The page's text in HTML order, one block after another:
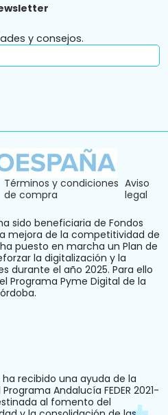
y consejos.
Términos y condiciones
de compra
Aviso
legal
sido beneficiaria de Fondos
mejora de la competitividad de
ha puesto en marcha un Plan de
la digitalización y la
durante el año 2025. Para ello
Programa Pyme Digital de la
ha recibido una ayuda de la
Andalucía FEDER 2021-
al fomento del